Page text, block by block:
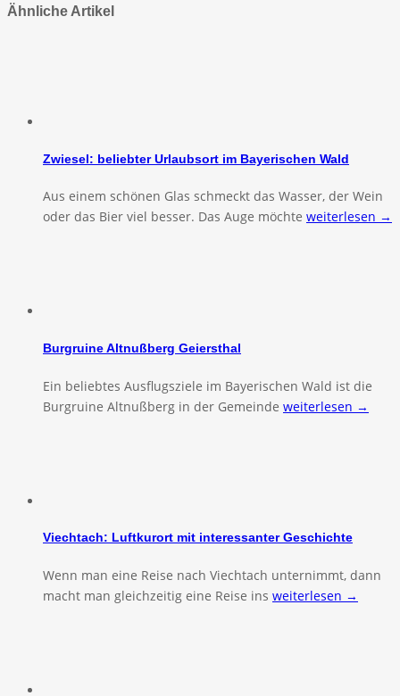
Ähnliche Artikel
Zwiesel: beliebter Urlaubsort im Bayerischen Wald
Aus einem schönen Glas schmeckt das Wasser, der Wein
oder das Bier viel besser. Das Auge möchte weiterlesen →
Burgruine Altnußberg Geiersthal
Ein beliebtes Ausflugsziele im Bayerischen Wald ist die
Burgruine Altnußberg in der Gemeinde weiterlesen →
Viechtach: Luftkurort mit interessanter Geschichte
Wenn man eine Reise nach Viechtach unternimmt, dann
macht man gleichzeitig eine Reise ins weiterlesen →